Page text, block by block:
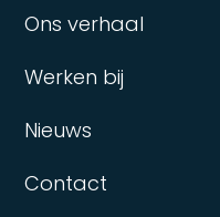
Ons verhaal
Werken bij
Nieuws
Contact